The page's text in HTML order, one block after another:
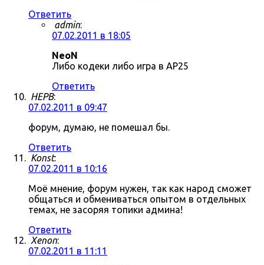
Ответить
admin:
07.02.2011 в 18:05
NeoN
Либо кодеки либо игра в AP25
Ответить
HEPB:
07.02.2011 в 09:47
форум, думаю, не помешал бы.
Ответить
Konst:
07.02.2011 в 10:16
Моё мнение, форум нужен, так как народ сможет
общаться и обмениваться опытом в отдельных
темах, не засоряя топики админа!
Ответить
Xenon:
07.02.2011 в 11:11